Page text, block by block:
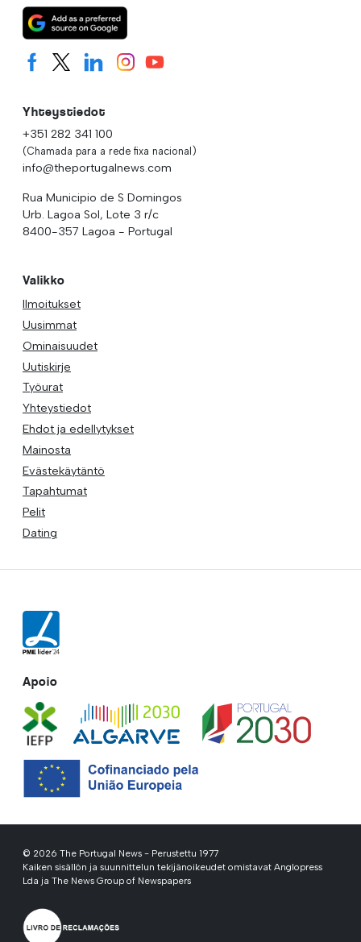
Yhteystiedot
+351 282 341 100
(Chamada para a rede fixa nacional)
info@theportugalnews.com
Rua Municipio de S Domingos
Urb. Lagoa Sol, Lote 3 r/c
8400-357 Lagoa - Portugal
Valikko
Ilmoitukset
Uusimmat
Ominaisuudet
Uutiskirje
Työurat
Yhteystiedot
Ehdot ja edellytykset
Mainosta
Evästekäytäntö
Tapahtumat
Pelit
Dating
Apoio
© 2026 The Portugal News - Perustettu 1977
Kaiken sisällön ja suunnittelun tekijänoikeudet omistavat Anglopress
Lda ja The News Group of Newspapers